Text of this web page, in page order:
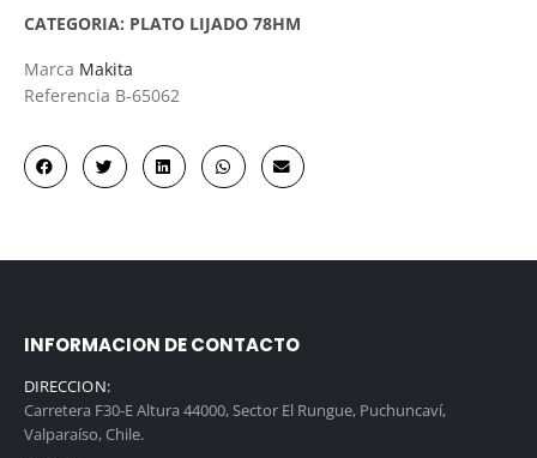
CATEGORIA: PLATO LIJADO 78HM
Marca Makita
Referencia B-65062
INFORMACION DE CONTACTO
DIRECCION:
Carretera F30-E Altura 44000, Sector El Rungue, Puchuncaví,
Valparaíso, Chile.